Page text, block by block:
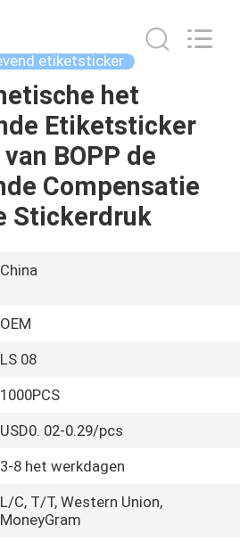
etiketsticker
het
Etiketsticker
BOPP de
Compensatie
Stickerdruk
China
OEM
LS 08
1000PCS
USD0. 02-0.29/pcs
3-8 het werkdagen
L/C, T/T, Western Union,
MoneyGram